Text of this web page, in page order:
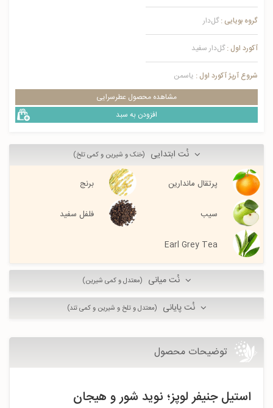
گروه بویایی : گل‌دار
آکورد اول : گل‌دار سفید
شروع آرپژ آکورد اول : یاسمن
مشاهده محصول عطرسرایی
افزودن به سبد
نُت ابتدایی (خنک و شیرین و کمی تلخ)
پرتقال ماندارین برنج
سیب فلفل سفید
Earl Grey Tea
نُت میانی (معتدل و کمی شیرین)
نُت پایانی (معتدل و تلخ و شیرین و کمی تند)
توضیحات محصول
استیل جنیفر لوپز؛ نوید شور و هیجان